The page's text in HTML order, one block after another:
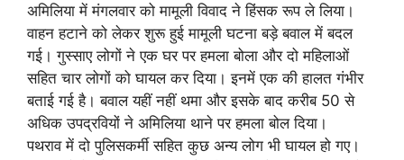
अमिलिया में मंगलवार को मामूली विवाद ने हिंसक रूप ले लिया।
वाहन हटाने को लेकर शुरू हुई मामूली घटना बड़े बवाल में बदल
गई। गुस्साए लोगों ने एक घर पर हमला बोला और दो महिलाओं
सहित चार लोगों को घायल कर दिया। इनमें एक की हालत गंभीर
बताई गई है। बवाल यहीं नहीं थमा और इसके बाद करीब 50 से
अधिक उपद्रवियों ने अमिलिया थाने पर हमला बोल दिया।
पथराव में दो पुलिसकर्मी सहित कुछ अन्य लोग भी घायल हो गए।